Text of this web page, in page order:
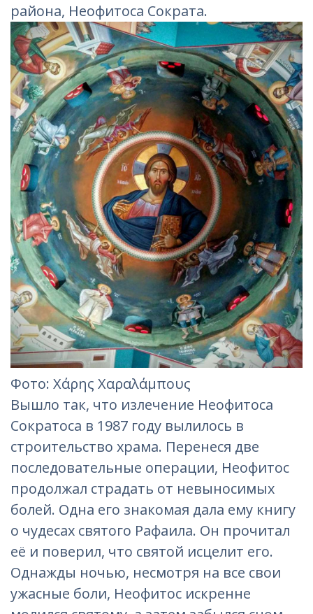
района, Неофитоса Сократа.
Фото: Χάρης Χαραλάμπους
Вышло так, что излечение Неофитоса
Сократоса в 1987 году вылилось в
строительство храма. Перенеся две
последовательные операции, Неофитос
продолжал страдать от невыносимых
болей. Одна его знакомая дала ему книгу
о чудесах святого Рафаила. Он прочитал
её и поверил, что святой исцелит его.
Однажды ночью, несмотря на все свои
ужасные боли, Неофитос искренне